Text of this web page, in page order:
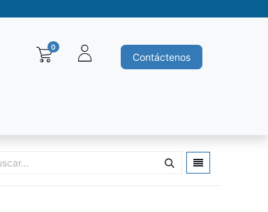
0
Contáctenos